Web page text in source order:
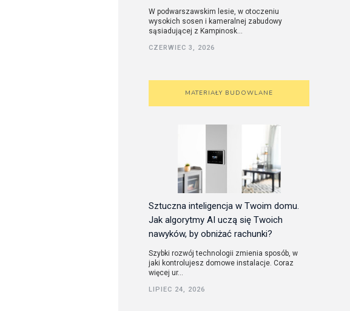
W podwarszawskim lesie, w otoczeniu
wysokich sosen i kameralnej zabudowy
sąsiadującej z Kampinosk...
CZERWIEC 3, 2026
MATERIAŁY BUDOWLANE
Sztuczna inteligencja w Twoim domu.
Jak algorytmy AI uczą się Twoich
nawyków, by obniżać rachunki?
Szybki rozwój technologii zmienia sposób, w
jaki kontrolujesz domowe instalacje. Coraz
więcej ur...
LIPIEC 24, 2026